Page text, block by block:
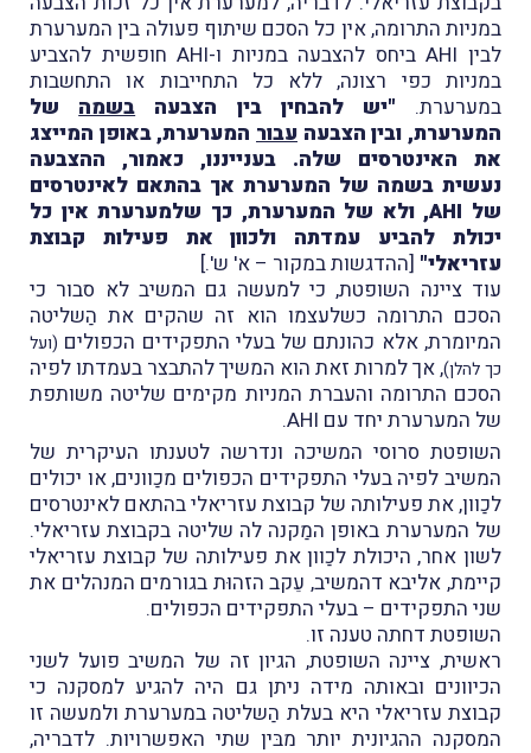
במניות התרומה, אין כל הסכם שיתוף פעולה בין המערערת
לבין AHI ביחס להצבעה במניות ו-AHI חופשית להצביע
במניות כפי רצונה, ללא כל התחייבות או התחשבות
במערערת. "יש להבחין בין הצבעהבשמהשל
המערערת, ובין הצבעה עבור המערערת, באופן המייצג
את האינטרסים שלה. בענייננו, כאמור, ההצבעה
נעשית בשמה של המערערת אך בהתאם לאינטרסים
של AHI, ולא של המערערת, כך שלמערערת אין כל
יכולת להביע עמדתה ולכוון את פעילות קבוצת
עזריאלי" [ההדגשות במקור – א' ש'.]
עוד ציינה השופטת, כי למעשה גם המשיב לא סבור כי
הסכם התרומה כשלעצמו הוא זה שהקים את הַשליטה
המיומרת, אלא כהונתם של בעלי התפקידים הכפולים (ועל
כך להלן), אך למרות זאת הוא המשיך להתבצר בעמדתו לפיה
הסכם התרומה והעברת המניות מקימים שליטה משותפת
של המערערת יחד עם AHI.
השופטת סרוסי המשיכה ונדרשה לטענתו העיקרית של
המשיב לפיה בעלי התפקידים הכפולים מכַוונים, או יכולים
לכַוון, את פעילותה של קבוצת עזריאלי בהתאם לאינטרסים
של המערערת באופן המַקנה לה שליטה בקבוצת עזריאלי.
לשון אחר, היכולת לכַוון את פעילותה של קבוצת עזריאלי
קיימת, אליבא דהמשיב, עֵקב הזהוּת בגורמים המנהלים את
שני התפקידים – בעלי התפקידים הכפולים.
השופטת דחתה טענה זו.
ראשית, ציינה השופטת, הגיון זה של המשיב פועל לשני
הכיוונים ובאותה מידה ניתן גם היה להגיע למסקנה כי
קבוצת עזריאלי היא בעלת הַשליטה במערערת ולמעשה זו
המסקנה ההגיונית יותר מבּין שתי האפשרויות. לדבריה,